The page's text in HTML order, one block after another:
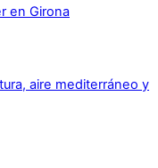
en Girona
aire mediterráneo y